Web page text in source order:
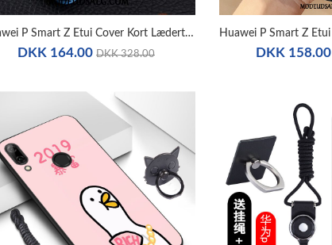
Huawei P Smart Z Etui Cover Kort Lædertaske Clamshell Tegnebog
DKK 164.00 DKK 328.00 DKK 158.00